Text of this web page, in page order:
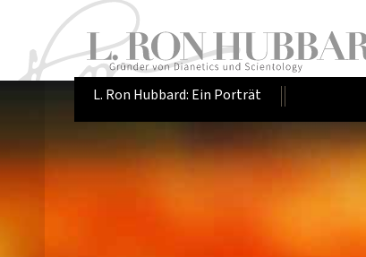
L. Ron Hubbard: Ein Porträt